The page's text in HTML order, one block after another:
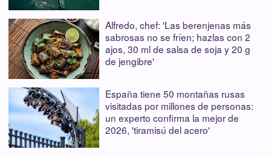
Alfredo, chef: 'Las berenjenas más
sabrosas no se fríen; hazlas con 2
ajos, 30 ml de salsa de soja y 20 g
de jengibre'
España tiene 50 montañas rusas
visitadas por millones de personas:
un experto confirma la mejor de
2026, 'tiramisú del acero'